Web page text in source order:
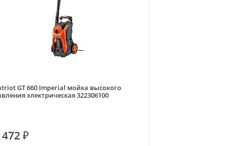
GT 660 Imperial мойка высокого
электрическая 322306100
472 ₽